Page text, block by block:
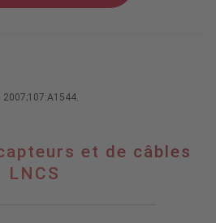
. 2007;107:A1544.
et de câbles
LNCS